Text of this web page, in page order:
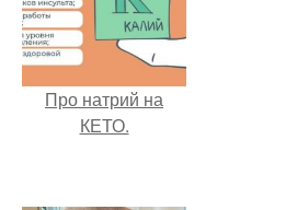
Про натрий на
КЕТО.